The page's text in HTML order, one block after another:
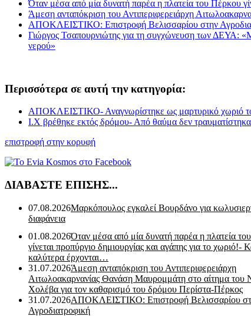
Όταν μέσα από μία δυνατή παρέα η πλατεία του Πέρκου
Άμεση ανταπόκριση του Αντιπεριφερειάρχη
ΑΠΟΚΛΕΙΣΤΙΚΟ: Επιστροφή Βελισσαρίου στην
Γιώργος Τσαπουρνιώτης για τη συγχώνευση των ΔΕΥΑ:
νερού»
Περισσότερα σε αυτή την κατηγορία:
ΑΠΟΚΛΕΙΣΤΙΚΟ- Αναγνωρίστηκε ως μαρτυρικό χωριό το
Ι.Χ βρέθηκε εκτός δρόμου- Από θαύμα δεν
επιστροφή στην κορυφή
ΔΙΑΒΑΣΤΕ ΕΠΙΣΗΣ...
07.08.2026Μαρκόπουλος εγκαλεί Βουρδάνο για
διαφάνεια
01.08.2026Όταν μέσα από μία δυνατή παρέα η πλατεία
γίνεται προπύργιο δημιουργίας και αγάπης για το χωριό!-
καλύτερα έρχονται…
31.07.2026Άμεση ανταπόκριση του Αντιπεριφερειάρχη
Αιτωλοακαρνανίας Θανάση Μαυρομμάτη στο αίτημα του
Χολέβα για τον καθαρισμό του δρόμου Περίστα-Πέρκος
31.07.2026ΑΠΟΚΛΕΙΣΤΙΚΟ: Επιστροφή Βελισσαρίου
Αγροδιατροφική